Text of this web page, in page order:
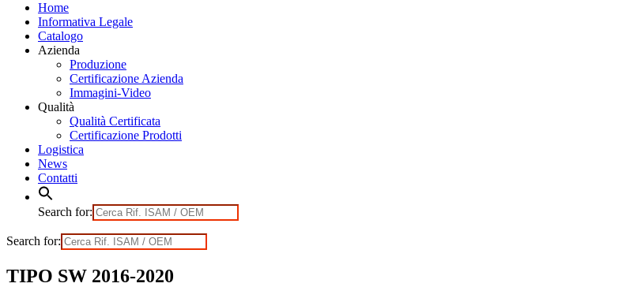
Home
Informativa Legale
Catalogo
Azienda
Produzione
Certificazione Azienda
Immagini-Video
Qualità
Qualità Certificata
Certificazione Prodotti
Logistica
News
Contatti
Search for:
Search for:
TIPO SW 2016-2020